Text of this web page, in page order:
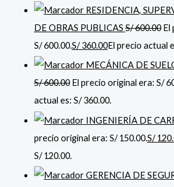
RESIDENCIA,
DE OBRAS PUBLICAS S/600.00 El
S/ 600.00.S/360.00El precio actual
MECÁNICA DE
S/600.00 El precio original era: S/
actual es: S/ 360.00.
INGENIERÍA DE
precio original era: S/ 150.00.S/
S/ 120.00.
GERENCIA DE